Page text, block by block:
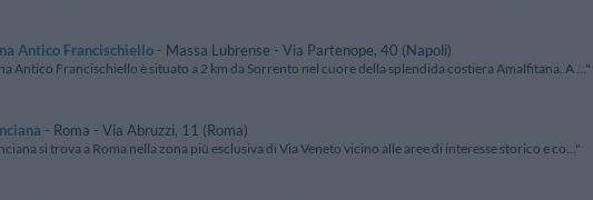
Antico Francischiello - Massa Lubrense - Via Partenope, 40 (Napoli)
Antico Francischiello è situato a 2 km da Sorrento nel cuore della splendida costiera Amalfitana. A ..."
- Roma - Via Abruzzi, 11 (Roma)
si trova a Roma nella zona più esclusiva di Via Veneto vicino alle aree di interesse storico e co..."